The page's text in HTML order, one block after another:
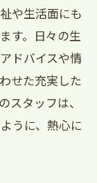
や生活面にも
す。日々の生
ドバイスや情
せた充実した
スタッフは、
うに、熱心に